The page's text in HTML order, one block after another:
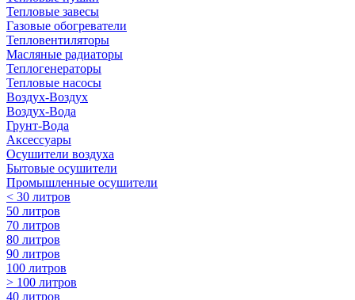
Тепловые завесы
Газовые обогреватели
Тепловентиляторы
Масляные радиаторы
Теплогенераторы
Тепловые насосы
Воздух-Воздух
Воздух-Вода
Грунт-Вода
Аксессуары
Осушители воздуха
Бытовые осушители
Промышленные осушители
< 30 литров
50 литров
70 литров
80 литров
90 литров
100 литров
> 100 литров
40 литров